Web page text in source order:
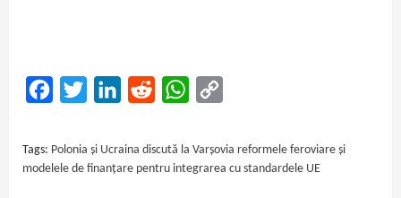
FacebookTwitter LinkedInReddit WhatsApp
Tags: Polonia și Ucraina discută la Varșovia reformele feroviare și
modelele de finanțare pentru integrarea cu standardele UE